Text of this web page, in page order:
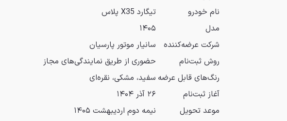
نام خودرو
تیگارد X35 پلاس
مدل
۱۴۰۵
شرکت عرضه‌کننده
سانیار موتور پارسیان
روش ثبت‌نام
حضوری از طریق نمایندگی‌های مجاز
رنگ‌های قابل عرضه سفید، مشکی، نقره‌ای
آغاز ثبت‌نام
۲۶ آذر ۱۴۰۴
موعد تحویل
نیمه دوم اردیبهشت ۱۴۰۵